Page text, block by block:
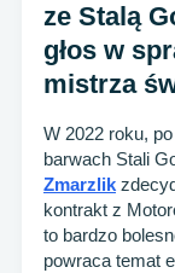
ze Stalą
głos w
mistrza
W 2022 roku,
barwach Stali
Zmarzlik
kontrakt z
to bardzo
powraca temat